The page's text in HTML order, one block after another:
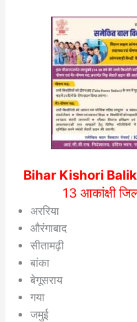
Bihar Kishori
13 आकांक्षी
अररिया
औरंगाबाद
सीतामढ़ी
बांका
बेगूसराय
गया
जमुई